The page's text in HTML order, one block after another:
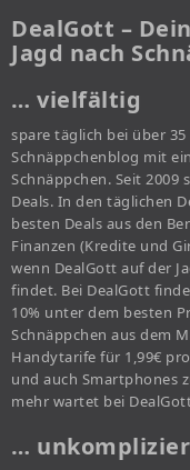
DealGott –
Jagd nach
… vielfältig
spare täglich bei über
Schnäppchenblog mit
Schnäppchen. Seit 2009
Deals. In den täglichen
besten Deals aus den
Finanzen (Kredite und
wenn DealGott auf der
findet. Bei DealGott
10% unter dem besten
Schnäppchen aus dem
Handytarife für 1,99€
und auch Smartphones
mehr wartet bei
…